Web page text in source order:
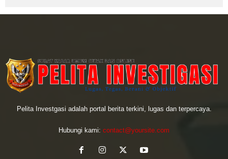
Pelita Investgasi adalah portal berita terkini, lugas dan terpercaya.
Hubungi kami: contact@yoursite.com